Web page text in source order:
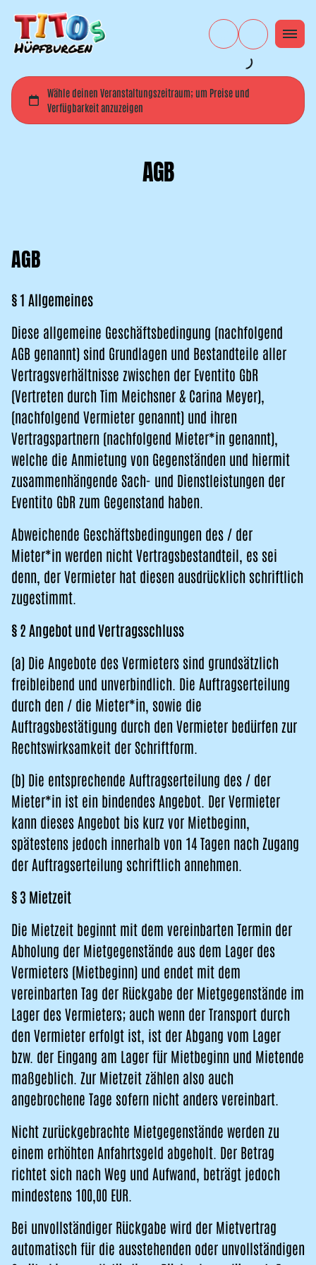
AGB
AGB
§ 1 Allgemeines
Diese allgemeine Geschäftsbedingung (nachfolgend
AGB genannt) sind Grundlagen und Bestandteile aller
Vertragsverhältnisse zwischen der Eventito GbR
(Vertreten durch Tim Meichsner & Carina Meyer),
(nachfolgend Vermieter genannt) und ihren
Vertragspartnern (nachfolgend Mieter*in genannt),
welche die Anmietung von Gegenständen und hiermit
zusammenhängende Sach- und Dienstleistungen der
Eventito GbR zum Gegenstand haben.
Abweichende Geschäftsbedingungen des / der
Mieter*in werden nicht Vertragsbestandteil, es sei
denn, der Vermieter hat diesen ausdrücklich schriftlich
zugestimmt.
§ 2 Angebot und Vertragsschluss
(a) Die Angebote des Vermieters sind grundsätzlich
freibleibend und unverbindlich. Die Auftragserteilung
durch den / die Mieter*in, sowie die
Auftragsbestätigung durch den Vermieter bedürfen zur
Rechtswirksamkeit der Schriftform.
(b) Die entsprechende Auftragserteilung des / der
Mieter*in ist ein bindendes Angebot. Der Vermieter
kann dieses Angebot bis kurz vor Mietbeginn,
spätestens jedoch innerhalb von 14 Tagen nach Zugang
der Auftragserteilung schriftlich annehmen.
§ 3 Mietzeit
Die Mietzeit beginnt mit dem vereinbarten Termin der
Abholung der Mietgegenstände aus dem Lager des
Vermieters (Mietbeginn) und endet mit dem
vereinbarten Tag der Rückgabe der Mietgegenstände im
Lager des Vermieters; auch wenn der Transport durch
den Vermieter erfolgt ist, ist der Abgang vom Lager
bzw. der Eingang am Lager für Mietbeginn und Mietende
maßgeblich. Zur Mietzeit zählen also auch
angebrochene Tage sofern nicht anders vereinbart.
Nicht zurückgebrachte Mietgegenstände werden zu
einem erhöhten Anfahrtsgeld abgeholt. Der Betrag
richtet sich nach Weg und Aufwand, beträgt jedoch
mindestens 100,00 EUR.
Bei unvollständiger Rückgabe wird der Mietvertrag
automatisch für die ausstehenden oder unvollständigen